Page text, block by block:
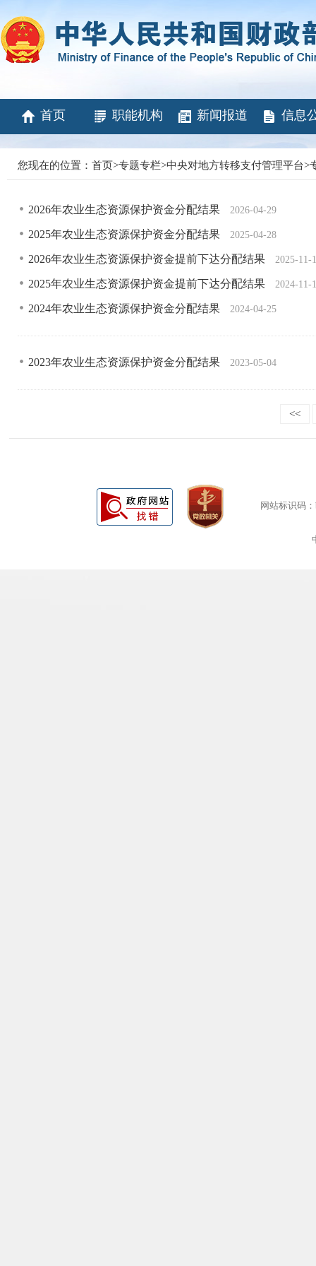
首页 职能机构 新闻报道 信息
您现在的位置： 首页>专题专栏>中央对地方转移支付管理平台>
2026年农业生态资源保护资金分配结果 2026-04-29
2025年农业生态资源保护资金分配结果 2025-04-28
2026年农业生态资源保护资金提前下达分配结果 2025-11-
2025年农业生态资源保护资金提前下达分配结果 2024-11-
2024年农业生态资源保护资金分配结果 2024-04-25
2023年农业生态资源保护资金分配结果 2023-05-04
<<
网站标识码